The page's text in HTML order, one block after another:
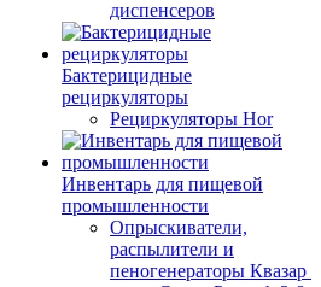
диспенсеров
Бактерицидные
рециркуляторы
Рециркуляторы Hor
Инвентарь для пищевой
промышленности
Опрыскиватели,
распылители и
пеногенераторы Квазар